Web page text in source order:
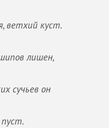
ветхий куст.
лишен,
сучьев он